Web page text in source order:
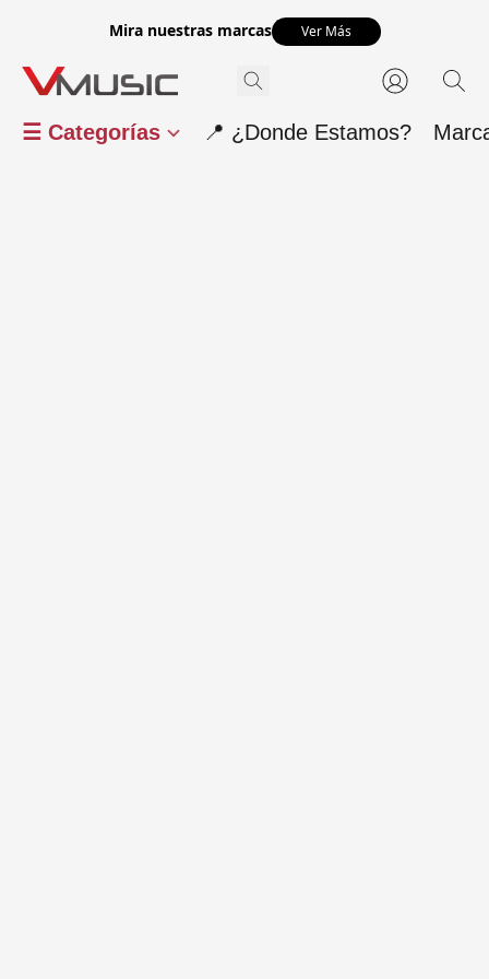
Mira nuestras marcas Ver Más
☰ Categorías 📍 ¿Donde Estamos?